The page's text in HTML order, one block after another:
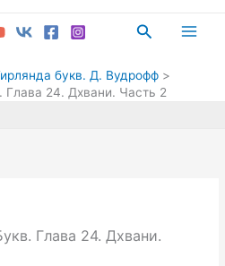
Поиск
букв. Д. Вудрофф
Глава 24. Дхвани. Часть 2
Глава 24. Дхвани.